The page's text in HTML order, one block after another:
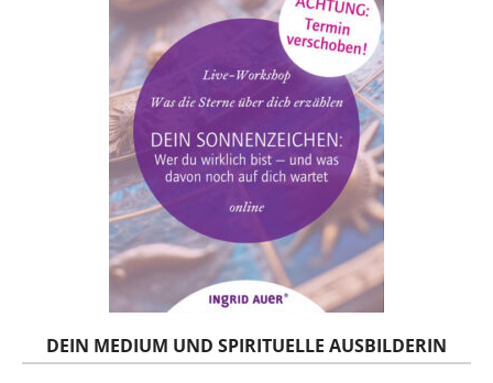
DEIN MEDIUM UND SPIRITUELLE AUSBILDERIN